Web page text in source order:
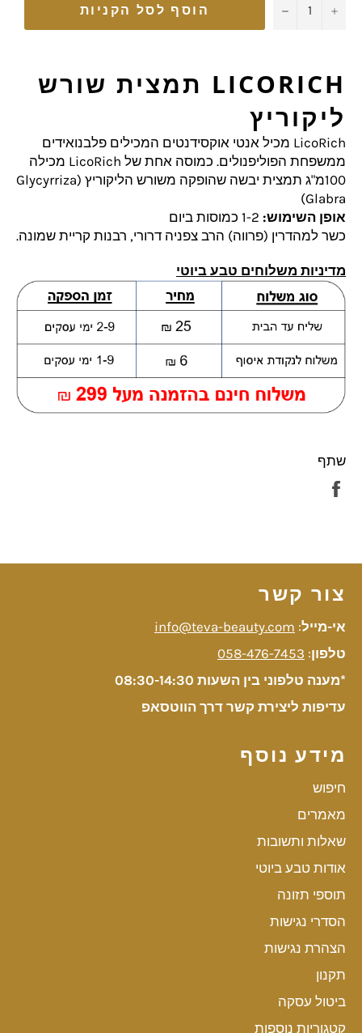
− + הוסף לסל הקניות
LICORICH תמצית שורש
ליקוריץ
LicoRich מכיל אנטי אוקסידנטים המכילים פלבנואידים
ממשפחת הפוליפנולים.
כמוסה אחת של LicoRich מכילה
100מ"ג תמצית יבשה שהופקה משורש הליקוריץ (Glycyrriza
Glabra)
אופן השימוש: 1-2 כמוסות ביום
כשר למהדרין (פרווה) הרב צפניה דרורי, רבנות קריית שמונה.
מדיניות משלוחים טבע ביוטי
שתף
צור קשר
אי-מייל:
info@teva-beauty.com
טלפון:
058-476-7453
*מענה טלפוני בין השעות 08:30-14:30
עדיפות ליצירת קשר דרך הווטסאפ
מידע נוסף
חיפוש
מאמרים
שאלות ותשובות
אודות טבע ביוטי
תוספי תזונה
הסדרי נגישות
הצהרת נגישות
תקנון
ביטול עסקה
קטגוריות נוספות